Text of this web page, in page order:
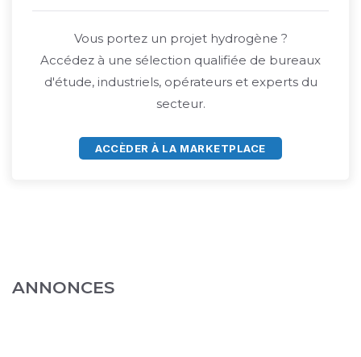
Vous portez un projet hydrogène ?
Accédez à une sélection qualifiée de bureaux
d'étude, industriels, opérateurs et experts du
secteur.
ACCÈDER À LA MARKETPLACE
ANNONCES